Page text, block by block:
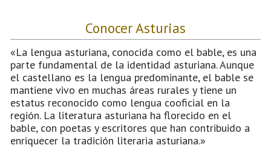
Conocer Asturias
«La lengua asturiana, conocida como el bable, es una
parte fundamental de la identidad asturiana. Aunque
el castellano es la lengua predominante, el bable se
mantiene vivo en muchas áreas rurales y tiene un
estatus reconocido como lengua cooficial en la
región. La literatura asturiana ha florecido en el
bable, con poetas y escritores que han contribuido a
enriquecer la tradición literaria asturiana.»